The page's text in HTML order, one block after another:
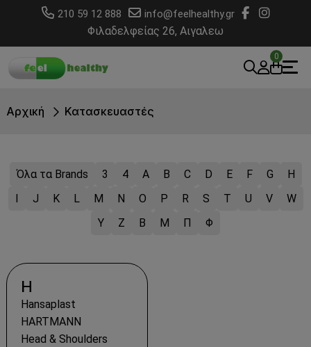
210 59 12 888 info@feelhealthy.gr
Φιλαδελφείας 26, Αιγαλεω
0
Αρχική Κατασκευαστές
Όλα τα Brands 3 4 A B C D E F G
H
I
J K L M N O P R S T U V
W
Y
Z Β Μ Π Φ
H
Hansaplast
HARTMANN
Head & Shoulders